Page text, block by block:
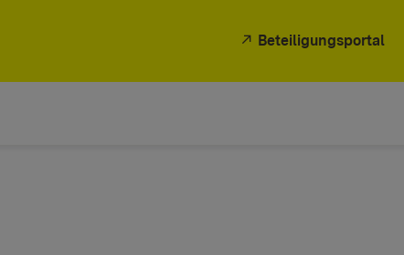
Beteiligungsportal